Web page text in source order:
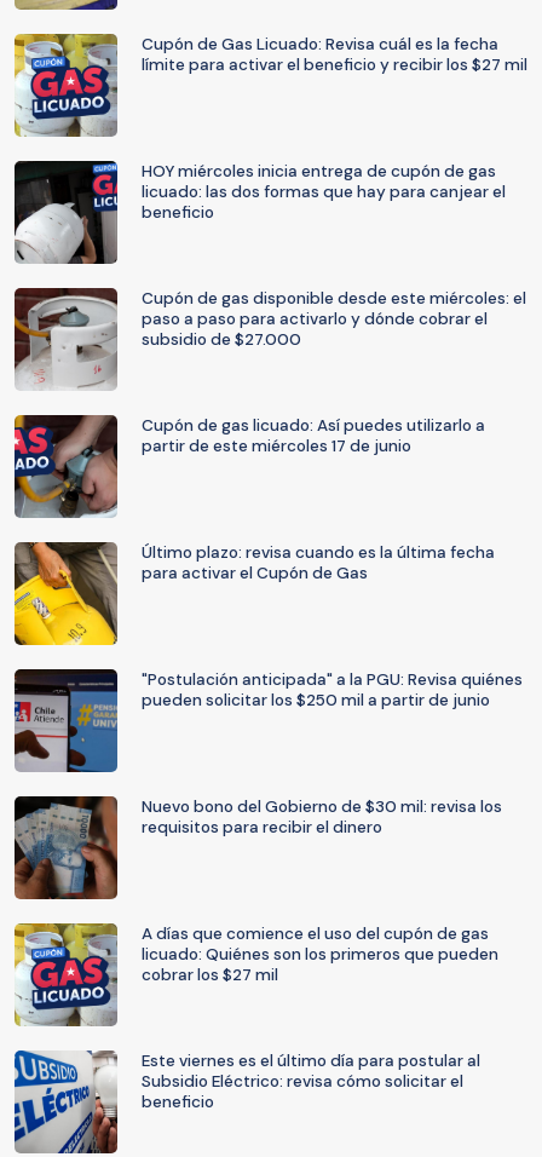
Cupón de Gas Licuado: Revisa cuál es la fecha
límite para activar el beneficio y recibir los $27 mil
HOY miércoles inicia entrega de cupón de gas
licuado: las dos formas que hay para canjear el
beneficio
Cupón de gas disponible desde este miércoles: el
paso a paso para activarlo y dónde cobrar el
subsidio de $27.000
Cupón de gas licuado: Así puedes utilizarlo a
partir de este miércoles 17 de junio
Último plazo: revisa cuando es la última fecha
para activar el Cupón de Gas
"Postulación anticipada" a la PGU: Revisa quiénes
pueden solicitar los $250 mil a partir de junio
Nuevo bono del Gobierno de $30 mil: revisa los
requisitos para recibir el dinero
A días que comience el uso del cupón de gas
licuado: Quiénes son los primeros que pueden
cobrar los $27 mil
Este viernes es el último día para postular al
Subsidio Eléctrico: revisa cómo solicitar el
beneficio